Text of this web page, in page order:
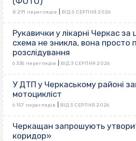
8 291 переглядів ВІД 5 СЕРПНЯ 2026
Рукавички у лікарні Черкас за
схема не зникла, вона просто
розслідування
6 335 переглядів ВІД 3 СЕРПНЯ 2026
У ДТП у Черкаському районі
мотоцикліст
6 157 переглядів ВІД 3 СЕРПНЯ 2026
Черкащан запрошують
коридор»